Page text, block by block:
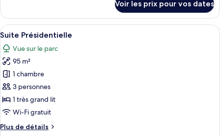
chambre :
Hyde
Park
Twin
Room
le
type
de
Hyde
Park
Twin
Room
Voir les prix pour vos dates
Afficher
toutes
les
photos
pour
ce
type
de
chambre :
Suite
Une chambre spacieuse avec un
10
Suite Présidentielle
Vue sur le parc
95 m²
1 chambre
3 personnes
1 très grand lit
Wi-Fi gratuit
Plus de détails
Plus